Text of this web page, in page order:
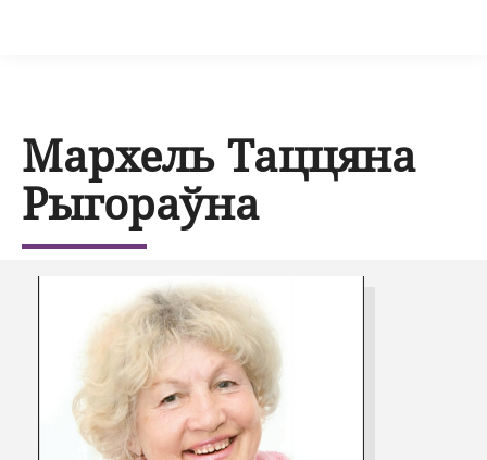
Мархель Таццяна
Рыгораўна